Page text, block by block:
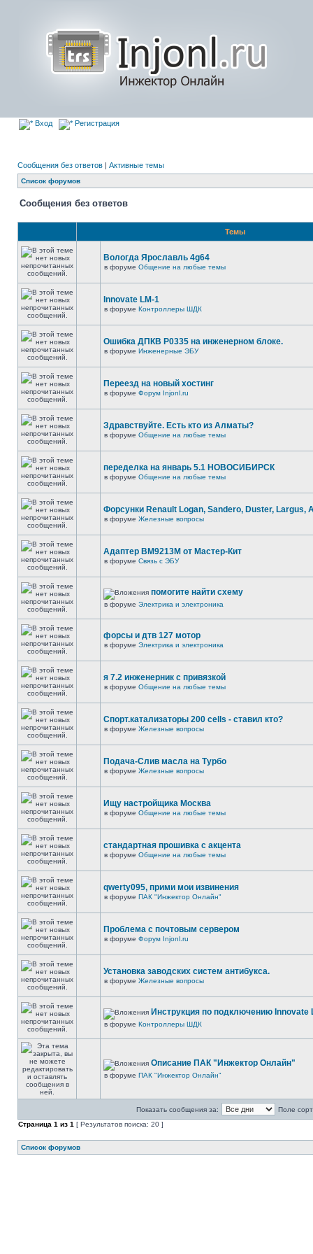
Вход Регистрация
Сообщения без ответов | Активные темы
Список форумов
Сообщения без ответов
Темы
Вологда Ярославль 4g64
в форуме Общение на любые темы
Innovate LM-1
в форуме Контроллеры ШДК
Ошибка ДПКВ Р0335 на инженерном блоке.
в форуме Инженерные ЭБУ
Переезд на новый хостинг
в форуме Форум Injonl.ru
Здравствуйте. Есть кто из Алматы?
в форуме Общение на любые темы
переделка на январь 5.1 НОВОСИБИРСК
в форуме Общение на любые темы
Форсунки Renault Logan, Sandero, Duster, Largus,
в форуме Железные вопросы
Адаптер BM9213M от Мастер-Кит
в форуме Связь с ЭБУ
помогите найти схему
в форуме Электрика и электроника
форсы и дтв 127 мотор
в форуме Электрика и электроника
я 7.2 инженерник с привязкой
в форуме Общение на любые темы
Спорт.катализаторы 200 cells - ставил кто?
в форуме Железные вопросы
Подача-Слив масла на Турбо
в форуме Железные вопросы
Ищу настройщика Москва
в форуме Общение на любые темы
стандартная прошивка с акцента
в форуме Общение на любые темы
qwerty095, прими мои извинения
в форуме ПАК "Инжектор Онлайн"
Проблема с почтовым сервером
в форуме Форум Injonl.ru
Установка заводских систем антибукса.
в форуме Железные вопросы
Инструкция по подключению Innovate
в форуме Контроллеры ШДК
Описание ПАК "Инжектор Онлайн"
в форуме ПАК "Инжектор Онлайн"
Показать сообщения за:
Поле
Страница 1 из 1 [ Результатов поиска: 20 ]
Список форумов